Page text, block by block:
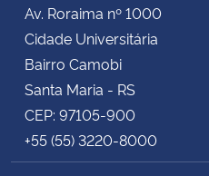
Av. Roraima nº 1000
Cidade Universitária
Bairro Camobi
Santa Maria - RS
CEP: 97105-900
+55 (55) 3220-8000